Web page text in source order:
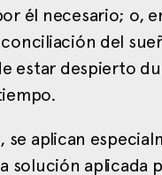
él necesario; o,
del
estar despierto
se aplican
solución aplicada